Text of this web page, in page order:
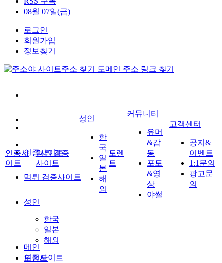
08월 07일(금)
로그인
회원가입
정보찾기
인증사이트
먹튀 검증사이트
성인
한국
일본
해외
토렌트
인증사
이트
먹튀 검증
사이트
성인
한
국
일
본
해
외
토렌
트
커뮤니티
유머
&감
동
포토
&영
상
야썰
고객센터
공지&
이벤트
1:1문의
광고문
의
메인
인증사이트